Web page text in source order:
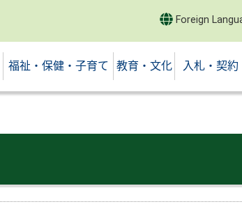
Foreign
福祉・保健・子育て 教育・文化 入札・契